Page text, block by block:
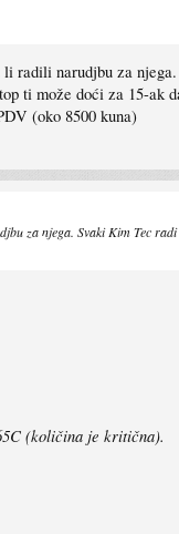
radili narudjbu za
ti može doći za 15-ak
(oko 8500 kuna)
za njega. Svaki Kim Tec
(količina je kritična).